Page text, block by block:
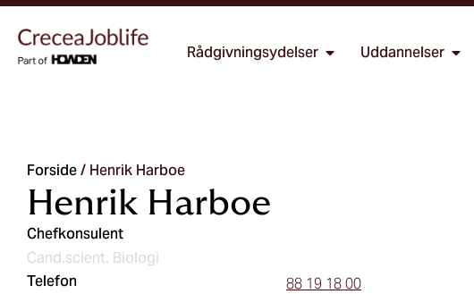
Rådgivningsydelser Uddannelser
Forside/ Henrik Harboe
Henrik Harboe
Chefkonsulent
Cand.scient. Biologi
Telefon
88 19 18 00